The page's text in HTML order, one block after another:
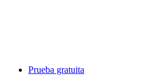
Prueba gratuita